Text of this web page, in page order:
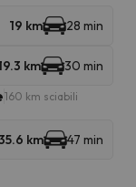
19 km 28 min
km 30 min
160 km sciabili
km 47 min